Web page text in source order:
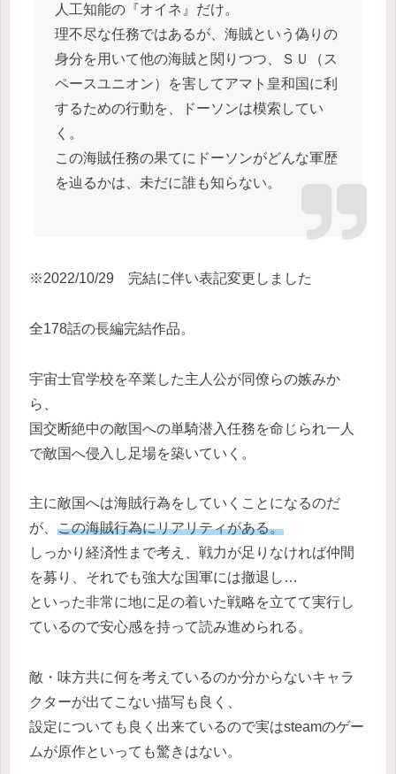
人工知能の『オイネ』だけ。
理不尽な任務ではあるが、海賊という偽りの
身分を用いて他の海賊と関りつつ、ＳＵ（ス
ペースユニオン）を害してアマト皇和国に利
するための行動を、ドーソンは模索してい
く。
この海賊任務の果てにドーソンがどんな軍歴
を辿るかは、未だに誰も知らない。
※2022/10/29 完結に伴い表記変更しました
全178話の長編完結作品。
宇宙士官学校を卒業した主人公が同僚らの嫉みか
ら、
国交断絶中の敵国への単騎潜入任務を命じられ一人
で敵国へ侵入し足場を築いていく。
主に敵国へは海賊行為をしていくことになるのだ
が、 この海賊行為にリアリティがある。
しっかり経済性まで考え、戦力が足りなければ仲間
を募り、それでも強大な国軍には撤退し…
といった非常に地に足の着いた戦略を立てて実行し
ているので安心感を持って読み進められる。
敵・味方共に何を考えているのか分からないキャラ
クターが出てこない描写も良く、
設定についても良く出来ているので実はsteamのゲー
ムが原作といっても驚きはない。